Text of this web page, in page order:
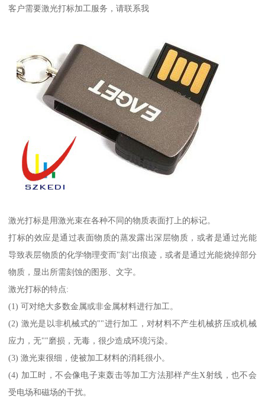
客户需要激光打标加工服务，请联系我
激光打标是用激光束在各种不同的物质表面打上的标记。
打标的效应是通过表面物质的蒸发露出深层物质，或者是通过光能
导致表层物质的化学物理变而"刻"出痕迹，或者是通过光能烧掉部分
物质，显出所需刻蚀的图形、文字。
激光打标的特点:
(1) 可对绝大多数金属或非金属材料进行加工。
(2) 激光是以非机械式的""进行加工，对材料不产生机械挤压或机械
应力，无""磨损，无毒，很少造成环境污染。
(3) 激光束很细，使被加工材料的消耗很小。
(4) 加工时，不会像电子束轰击等加工方法那样产生X射线，也不会
受电场和磁场的干扰。